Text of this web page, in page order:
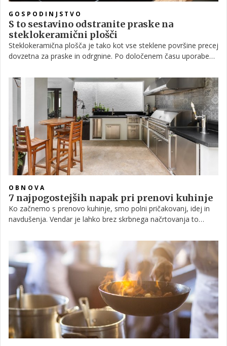
GOSPODINJSTVO
S to sestavino odstranite praske na
steklokeramični plošči
Steklokeramična plošča je tako kot vse steklene površine precej
dovzetna za praske in odrgnine. Po določenem času uporabe
sledi obrabe. Na srečo pa je kuhalni plošči z doma pripravljeno
pasto mogoče ponovno povrniti sijaj in ji tako podaljšati
življenjsko dobo.
OBNOVA
7 najpogostejših napak pri prenovi kuhinje
Ko začnemo s prenovo kuhinje, smo polni pričakovanj, idej in
navdušenja. Vendar je lahko brez skrbnega načrtovanja to
kako se izogniti raznoraznim pastem? To je vprašanje, ki si ga
lastniki postavijo, ko se lotijo prenove kuhinje. Ustvariti je treba
funkcionalen, učinkovit in estetsko privlačen prostor, ki ustreza
potrebam sodobnega gospodinjstva. Ta cilj pa je lahko
dosežen le, če ne pride do pogostih napak, o katerih bomo
govorili v članku.